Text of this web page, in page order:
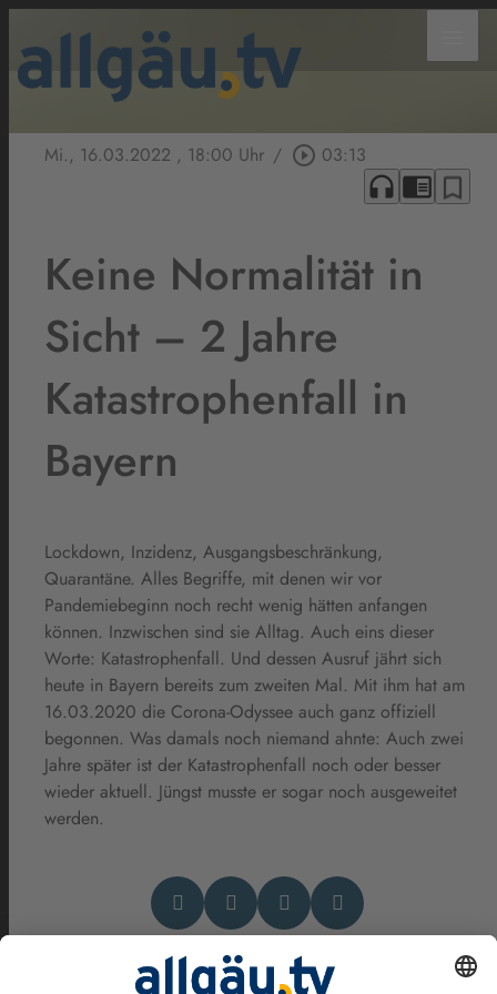
Mi., 16.03.2022 , 18:00 Uhr / play_circle_outline 03:13
headphones chrome_reader_mode bookmark_border
Keine Normalität in
Sicht – 2 Jahre
Katastrophenfall in
Bayern
Lockdown, Inzidenz, Ausgangsbeschränkung,
Quarantäne. Alles Begriffe, mit denen wir vor
Pandemiebeginn noch recht wenig hätten anfangen
können. Inzwischen sind sie Alltag. Auch eins dieser
Worte: Katastrophenfall. Und dessen Ausruf jährt sich
heute in Bayern bereits zum zweiten Mal. Mit ihm hat am
16.03.2020 die Corona-Odyssee auch ganz offiziell
begonnen. Was damals noch niemand ahnte: Auch zwei
Jahre später ist der Katastrophenfall noch oder besser
wieder aktuell. Jüngst musste er sogar noch ausgeweitet
werden.